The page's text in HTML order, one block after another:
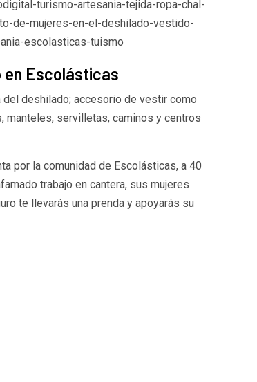
en Escolásticas
deshilado; accesorio de vestir como
manteles, servilletas, caminos y centros
por la comunidad de Escolásticas, a 40
trabajo en cantera, sus mujeres
te llevarás una prenda y apoyarás su